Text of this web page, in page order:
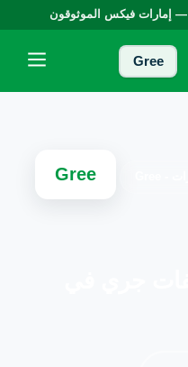
— إمارات فيكس الموثوقون
Gree
Gree